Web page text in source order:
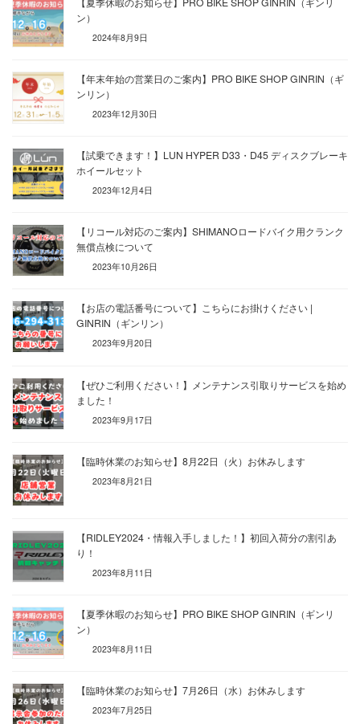
ン）
2024年8月9日
【年末年始の営業日のご案内】PRO BIKE SHOP GINRIN（ギ
ンリン）
2023年12月30日
【試乗できます！】LUN HYPER D33・D45 ディスクブレーキ
ホイールセット
2023年12月4日
【リコール対応のご案内】SHIMANOロードバイク用クランク
無償点検について
2023年10月26日
【お店の電話番号について】こちらにお掛けください |
GINRIN（ギンリン）
2023年9月20日
【ぜひご利用ください！】メンテナンス引取りサービスを始め
ました！
2023年9月17日
【臨時休業のお知らせ】8月22日（火）お休みします
2023年8月21日
【RIDLEY2024・情報入手しました！】初回入荷分の割引あ
り！
2023年8月11日
【夏季休暇のお知らせ】PRO BIKE SHOP GINRIN（ギンリ
ン）
2023年8月11日
【臨時休業のお知らせ】7月26日（水）お休みします
2023年7月25日